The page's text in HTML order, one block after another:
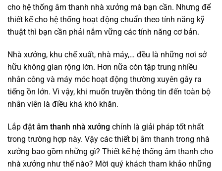
cho hệ thống âm thanh nhà xưởng mà bạn cần. Nhưng để
thiết kế cho hệ thống hoạt động chuẩn theo tính năng kỹ
thuật thì bạn cần phải nắm vững các tính năng cơ bản.
Nhà xưởng, khu chế xuất, nhà máy,… đều là những nơi sở
hữu không gian rộng lớn. Hơn nữa còn tập trung nhiều
nhân công và máy móc hoạt động thường xuyên gây ra
tiếng ồn lớn. Vì vậy, khi muốn truyền thông tin đến toàn bộ
nhân viên là điều khá khó khăn.
Lắp đặt âm thanh nhà xưởng chính là giải pháp tốt nhất
trong trường hợp này. Vậy các thiết bị âm thanh trong nhà
xưởng bao gồm những gì? Thiết kế hệ thống âm thanh cho
nhà xưởng như thế nào? Mời quý khách tham khảo những